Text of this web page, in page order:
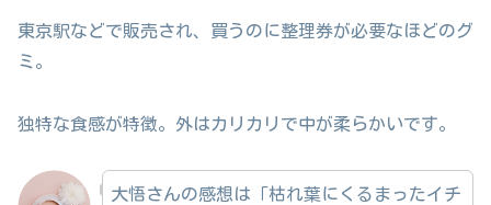
東京駅などで販売され、買うのに整理券が必要なほどのグ
ミ。
独特な食感が特徴。外はカリカリで中が柔らかいです。
大悟さんの感想は「枯れ葉にくるまったイチ